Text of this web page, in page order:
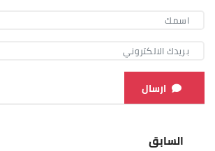
ارسال
السابق